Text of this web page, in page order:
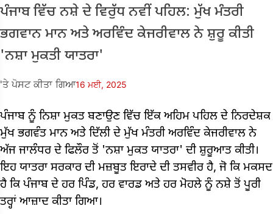
ਪੰਜਾਬ ਵਿੱਚ ਨਸ਼ੇ ਦੇ ਵਿਰੁੱਧ ਨਵੀਂ ਪਹਿਲ: ਮੁੱਖ ਮੰਤਰੀ
ਭਗਵਾਨ ਮਾਨ ਅਤੇ ਅਰਵਿੰਦ ਕੇਜਰੀਵਾਲ ਨੇ ਸ਼ੁਰੂ ਕੀਤੀ
'ਨਸ਼ਾ ਮੁਕਤੀ ਯਾਤਰਾ'
'ਤੇ ਪੋਸਟ ਕੀਤਾ ਗਿਆ16 ਮਈ, 2025
ਪੰਜਾਬ ਨੂੰ ਨਿਸ਼ਾ ਮੁਕਤ ਬਣਾਉਣ ਵਿੱਚ ਇੱਕ ਅਹਿਮ ਪਹਿਲ ਦੇ ਨਿਰਦੇਸ਼ਕ
ਮੁੱਖ ਭਗਵੰਤ ਮਾਨ ਅਤੇ ਦਿੱਲੀ ਦੇ ਮੁੱਖ ਮੰਤਰੀ ਅਰਵਿੰਦ ਕੇਜਰੀਵਾਲ ਨੇ
ਅੱਜ ਜਾਲੰਧਰ ਦੇ ਫਿਲੌਰ ਤੋਂ 'ਨਸ਼ਾ ਮੁਕਤ ਯਾਤਰਾ' ਦੀ ਸ਼ੁਰੂਆਤ ਕੀਤੀ।
ਇਹ ਯਾਤਰਾ ਸਰਕਾਰ ਦੀ ਮਜ਼ਬੂਤ ​​ਇਰਾਦੇ ਦੀ ਤਸਵੀਰ ਹੈ, ਜੋ ਕਿ ਮਕਸਦ
ਹੈ ਕਿ ਪੰਜਾਬ ਦੇ ਹਰ ਪਿੰਡ, ਹਰ ਵਾਰਡ ਅਤੇ ਹਰ ਮੋਹਲੇ ਨੂੰ ਨਸ਼ੇ ਤੋਂ ਪੂਰੀ
ਤਰ੍ਹਾਂ ਆਜ਼ਾਦ ਕੀਤਾ ਗਿਆ।